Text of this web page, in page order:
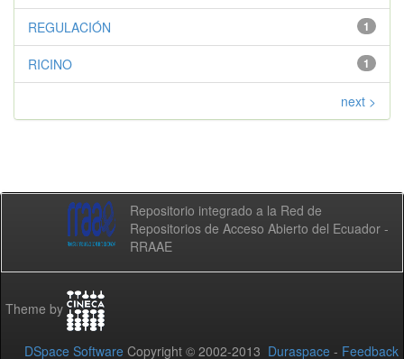
1
REGULACIÓN
1
RICINO
next >
Repositorio integrado a la Red de
Repositorios de Acceso Abierto del Ecuador -
RRAAE
Theme by
DSpace Software Copyright © 2002-2013 Duraspace - Feedback